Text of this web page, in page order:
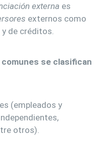
externa es
externos como
y de créditos.
se clasifican
(empleados y
otros).